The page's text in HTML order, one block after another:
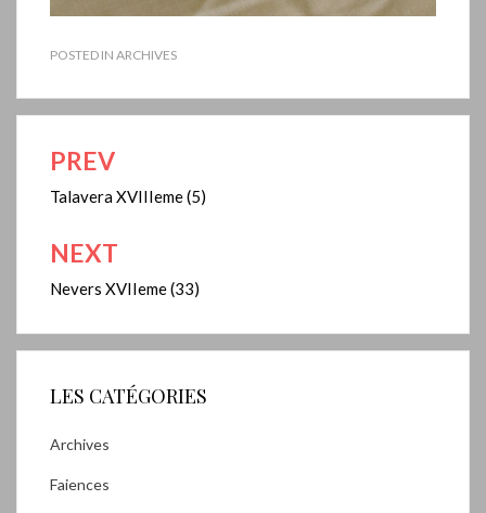
POSTED IN ARCHIVES
Navigation
de
l’article
PREV
Talavera XVIIIeme (5)
NEXT
Nevers XVIIeme (33)
LES CATÉGORIES
Archives
Faiences